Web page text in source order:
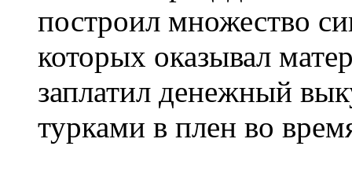
построил множество
которых оказывал
заплатил денежный
турками в плен во